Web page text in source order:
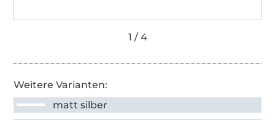
Weitere Varianten:
matt silber